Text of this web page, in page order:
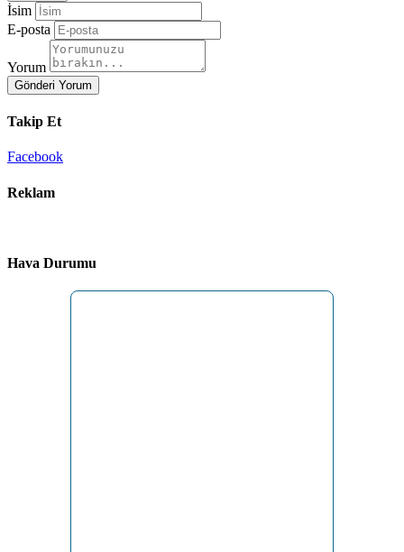
İsim
E-posta
Yorum
Gönderi Yorum
Takip Et
Facebook
Reklam
Hava Durumu